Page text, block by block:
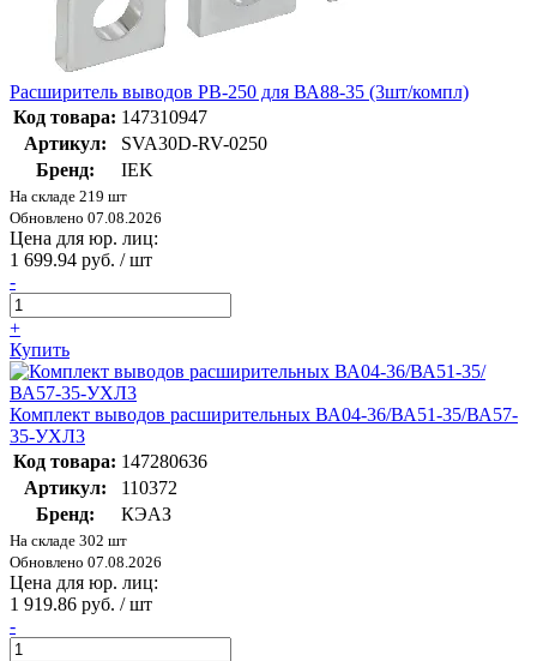
Расширитель выводов РВ-250 для ВА88-35 (3шт/компл)
Код товара: 147310947
Артикул:
SVA30D-RV-0250
Бренд:
IEK
На складе 219 шт
Обновлено 07.08.2026
Цена для юр. лиц:
1 699.94 руб. / шт
-
+
Купить
Комплект выводов расширительных ВА04-36/ВА51-35/ВА57-
35-УХЛ3
Код товара: 147280636
Артикул:
110372
Бренд:
КЭАЗ
На складе 302 шт
Обновлено 07.08.2026
Цена для юр. лиц:
1 919.86 руб. / шт
-